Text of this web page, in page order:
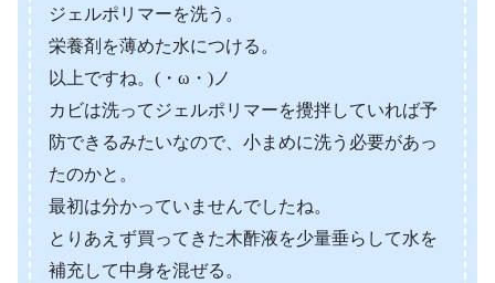
ジェルポリマーを洗う。
栄養剤を薄めた水につける。
以上ですね。(・ω・)ノ
カビは洗ってジェルポリマーを攪拌していれば予
防できるみたいなので、小まめに洗う必要があっ
たのかと。
最初は分かっていませんでしたね。
とりあえず買ってきた木酢液を少量垂らして水を
補充して中身を混ぜる。